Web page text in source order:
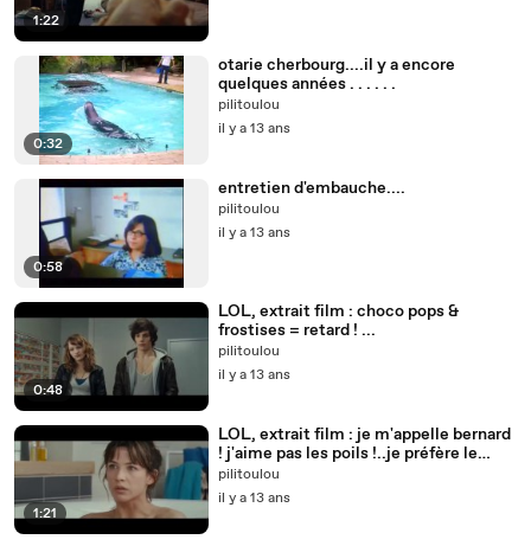
1:22
0:32
otarie cherbourg....il y a encore
quelques années . . . . . .
pilitoulou
il y a 13 ans
0:58
entretien d'embauche....
pilitoulou
il y a 13 ans
0:48
LOL, extrait film : choco pops &
frostises = retard ! ...
pilitoulou
il y a 13 ans
1:21
LOL, extrait film : je m'appelle bernard
! j'aime pas les poils !..je préfère le
cachemire...
pilitoulou
il y a 13 ans